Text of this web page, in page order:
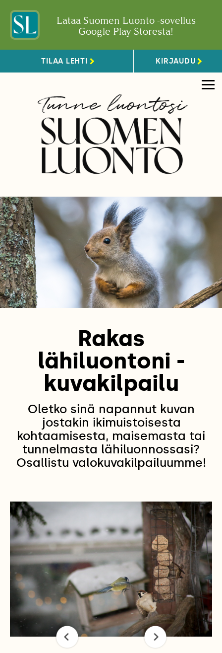
Lataa Suomen Luonto -sovellus
Google Play Storesta!
TILAA LEHTI KIRJAUDU
Rakas
lähiluontoni -
kuvakilpailu
Oletko sinä napannut kuvan
jostakin ikimuistoisesta
kohtaamisesta, maisemasta tai
tunnelmasta lähiluonnossasi?
Osallistu valokuvakilpailuumme!